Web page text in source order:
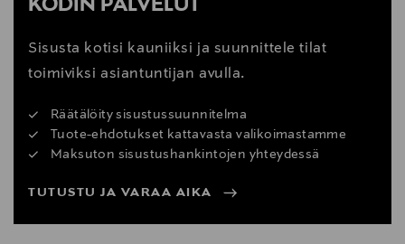
KODIN PALVELUT
Sisusta kotisi kauniiksi ja suunnittele tilat
toimiviksi asiantuntijan avulla.
Räätälöity sisustussuunnitelma
Tuote-ehdotukset kattavasta valikoimastamme
Maksuton sisustushankintojen yhteydessä
TUTUSTU JA VARAA AIKA